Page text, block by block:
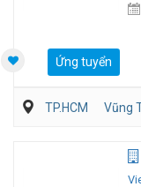
Ứng tuyển
TP.HCM Vũng